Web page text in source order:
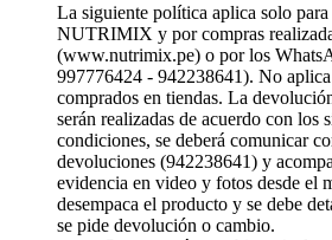
La siguiente política aplica solo para
NUTRIMIX y por compras
(www.nutrimix.pe) o por los
997776424 - 942238641). No
comprados en tiendas. La
serán realizadas de acuerdo con los
condiciones, se deberá comunicar
devoluciones (942238641) y
evidencia en video y fotos desde el
desempaca el producto y se debe
se pide devolución o cambio.